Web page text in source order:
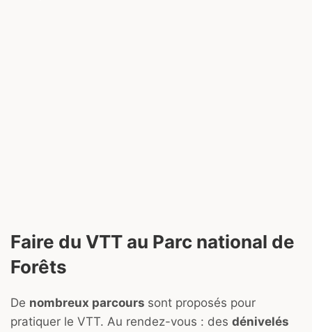
Faire du VTT au Parc national de
Forêts
De nombreux parcours sont proposés pour
pratiquer le VTT. Au rendez-vous : des dénivelés